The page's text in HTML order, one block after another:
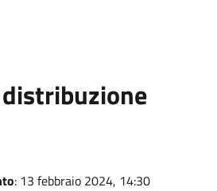
: 13 febbraio 2024, 14:30